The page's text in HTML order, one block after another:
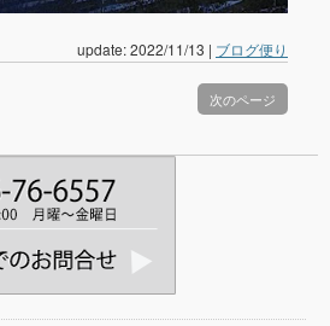
update: 2022/11/13 | ブログ便り
次のページ